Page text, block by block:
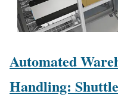
Automated
Handling: